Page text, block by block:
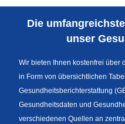
Sprachumschaltung
Die
unser
Wir bieten Ihnen kostenfrei über
in Form von übersichtlichen
Gesundheitsberichterstattung
Gesundheitsdaten und
verschiedenen Quellen an